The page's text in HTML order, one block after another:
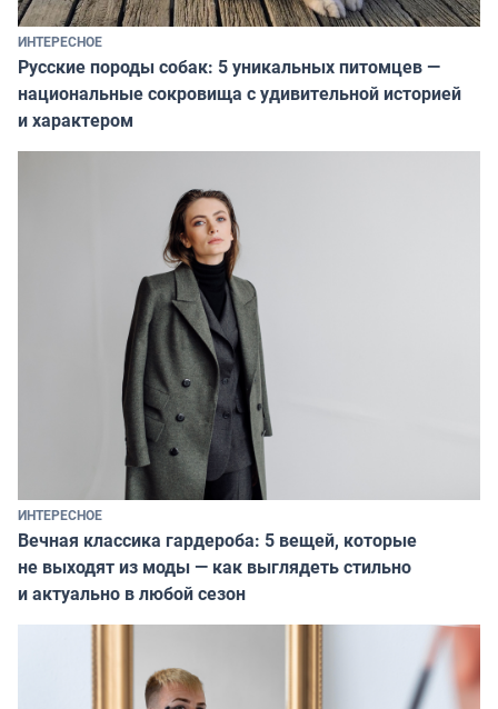
ИНТЕРЕСНОЕ
Русские породы собак: 5 уникальных питомцев —
национальные сокровища с удивительной историей
и характером
ИНТЕРЕСНОЕ
Вечная классика гардероба: 5 вещей, которые
не выходят из моды — как выглядеть стильно
и актуально в любой сезон